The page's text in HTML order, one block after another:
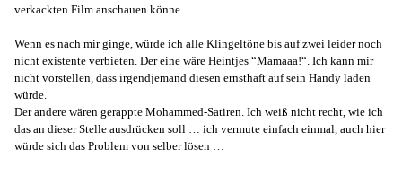
verkackten Film anschauen könne.
Wenn es nach mir ginge, würde ich alle Klingeltöne bis auf zwei leider noch
nicht existente verbieten. Der eine wäre Heintjes “Mamaaa!“. Ich kann mir
nicht vorstellen, dass irgendjemand diesen ernsthaft auf sein Handy laden
würde.
Der andere wären gerappte Mohammed-Satiren. Ich weiß nicht recht, wie ich
das an dieser Stelle ausdrücken soll … ich vermute einfach einmal, auch hier
würde sich das Problem von selber lösen …